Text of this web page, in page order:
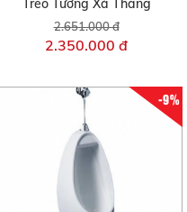
Treo Tường Xả Thẳng
2.651.000 đ
2.350.000 đ
-9%